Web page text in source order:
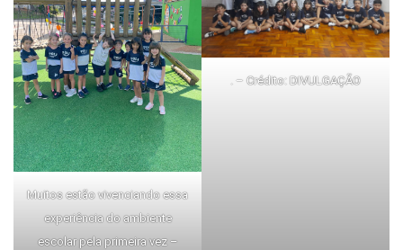
Muitos estão vivenciando essa
experiência do ambiente
escolar pela primeira vez –
. – Crédito: DIVULGAÇÃO